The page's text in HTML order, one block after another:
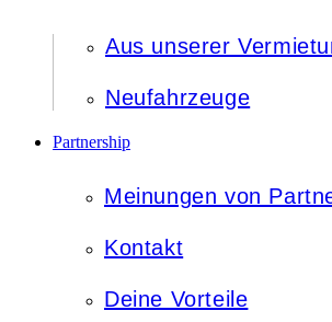
Aus unserer
Neufahrzeuge
Partnership
Meinungen von
Kontakt
Deine Vorteile